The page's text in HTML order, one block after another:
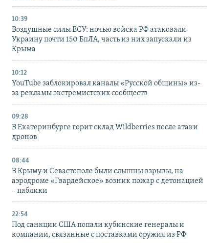
10:39
Воздушные силы ВСУ: ночью войска РФ атаковали
Украину почти 150 БпЛА, часть из них запускали из
Крыма
10:12
YouTube заблокировал каналы «Русской общины» из-
за рекламы экстремистских сообществ
09:28
В Екатеринбурге горит склад Wildberries после атаки
дронов
08:44
В Крыму и Севастополе были слышны взрывы, на
аэродроме «Гвардейское» возник пожар с детонацией
– паблики
22:54
Под санкции США попали кубинские генералы и
компании, связанные с поставками оружия из РФ